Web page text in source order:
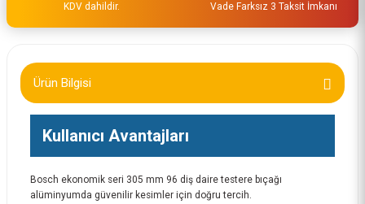
KDV dahildir. Vade Farksız 3 Taksit İmkanı
Ürün Bilgisi
Kullanıcı Avantajları
Bosch ekonomik seri 305 mm 96 diş daire testere bıçağı
alüminyumda güvenilir kesimler için doğru tercih.